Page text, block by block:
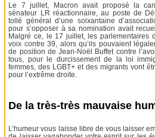
Le 7 juillet, Macron avait proposé la
sénateur LR réactionnaire, au poste de
tollé général d’une soixantaine
pour s’opposer à sa nomination avait
Malgré ce, le 17 juillet, les parlementaires
voix contre 39, alors qu’ils pouvaient
de position de Jean-Noël Buffet contre
tous, pour le durcissement de la loi
femmes, des LGBT+ et des migrants vont
pour l’extrême droite.
De la très-très mauvaise
L’humeur vous laisse libre de vous laisser